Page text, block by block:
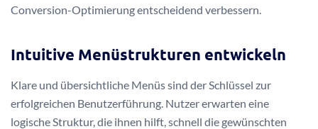
Conversion-Optimierung entscheidend verbessern.
Intuitive Menüstrukturen entwickeln
Klare und übersichtliche Menüs sind der Schlüssel zur
erfolgreichen Benutzerführung. Nutzer erwarten eine
logische Struktur, die ihnen hilft, schnell die gewünschten